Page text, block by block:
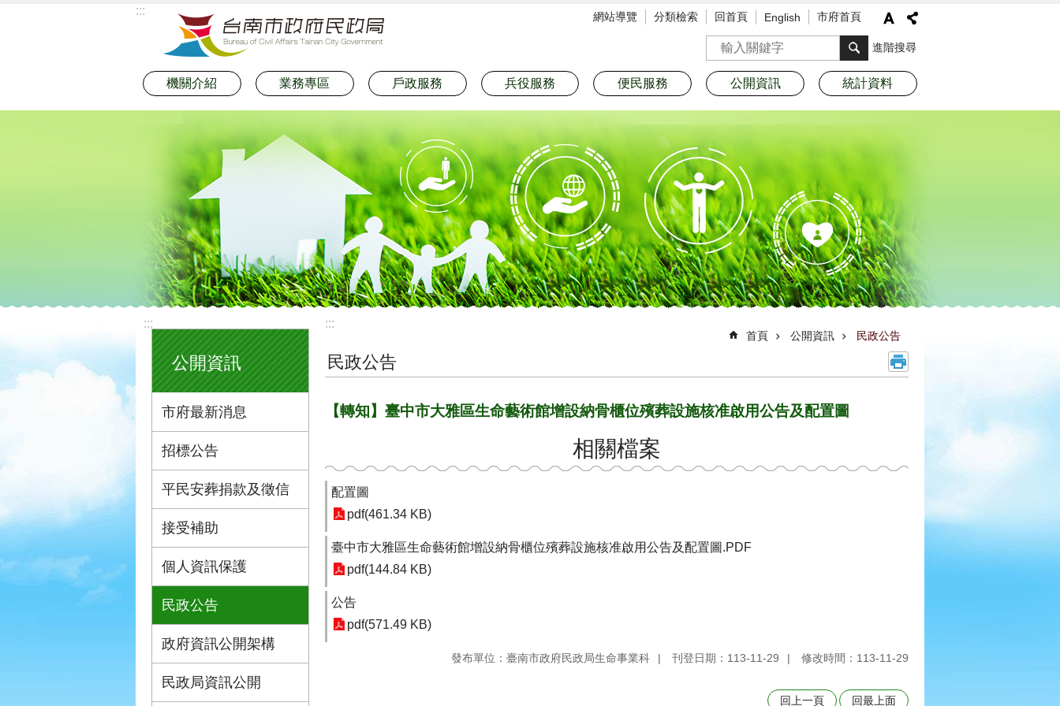
::: 網站導覽 分類檢索 回首頁 English 市府首頁
搜尋 進階搜尋
機關介紹 業務專區 戶政服務 兵役服務 便民服務 公開資訊 統計資料
:::
公開資訊
市府最新消息
招標公告
平民安葬捐款及徵信
接受補助
個人資訊保護
民政公告
政府資訊公開架構
民政局資訊公開
:::
首頁 公開資訊 民政公告
民政公告
【轉知】臺中市大雅區生命藝術館增設納骨櫃位殯葬設施核准啟用公告及配置圖
相關檔案
配置圖
pdf(461.34 KB)
臺中市大雅區生命藝術館增設納骨櫃位殯葬設施核准啟用公告及配置圖.PDF
pdf(144.84 KB)
公告
pdf(571.49 KB)
發布單位：臺南市政府民政局生命事業科 刊登日期：113-11-29 修改時間：113-11-29
回上一頁 回最上面